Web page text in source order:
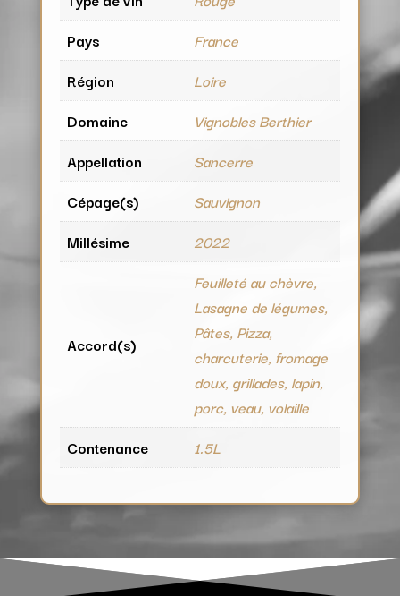
Pays
France
Région
Loire
Domaine
Vignobles Berthier
Appellation
Sancerre
Cépage(s)
Sauvignon
Millésime
2022
Accord(s)
Feuilleté au chèvre,
Lasagne de légumes,
Pâtes, Pizza,
charcuterie, fromage
doux, grillades, lapin,
porc, veau, volaille
Contenance
1.5L